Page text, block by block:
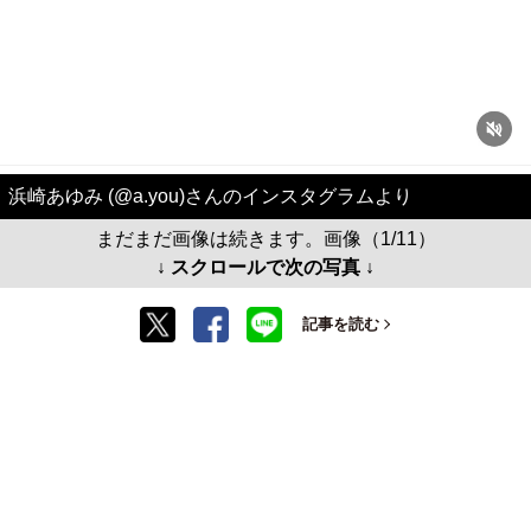
浜崎あゆみ (@a.you)さんのインスタグラムより
まだまだ画像は続きます。画像（1/11）
↓ スクロールで次の写真 ↓
記事を読む